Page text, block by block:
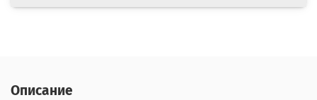
Описание